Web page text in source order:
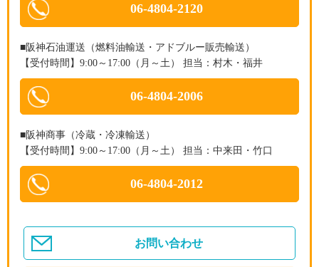
06-4804-2120
■阪神石油運送（燃料油輸送・アドブルー販売輸送）
【受付時間】9:00～17:00（月～土） 担当：村木・福井
06-4804-2006
■阪神商事（冷蔵・冷凍輸送）
【受付時間】9:00～17:00（月～土） 担当：中来田・竹口
06-4804-2012
お問い合わせ